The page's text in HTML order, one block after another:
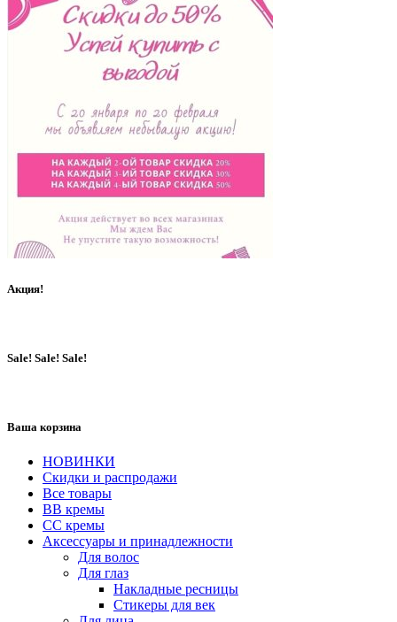
Акция!
Sale! Sale! Sale!
Ваша корзина
НОВИНКИ
Скидки и распродажи
Все товары
BB кремы
CC кремы
Аксессуары и принадлежности
Для волос
Для глаз
Накладные ресницы
Стикеры для век